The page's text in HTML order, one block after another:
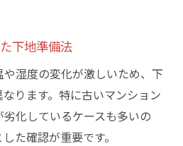
下地準備法
湿度の変化が激しいため、下
ります。特に古いマンション
化しているケースも多いの
た確認が重要です。